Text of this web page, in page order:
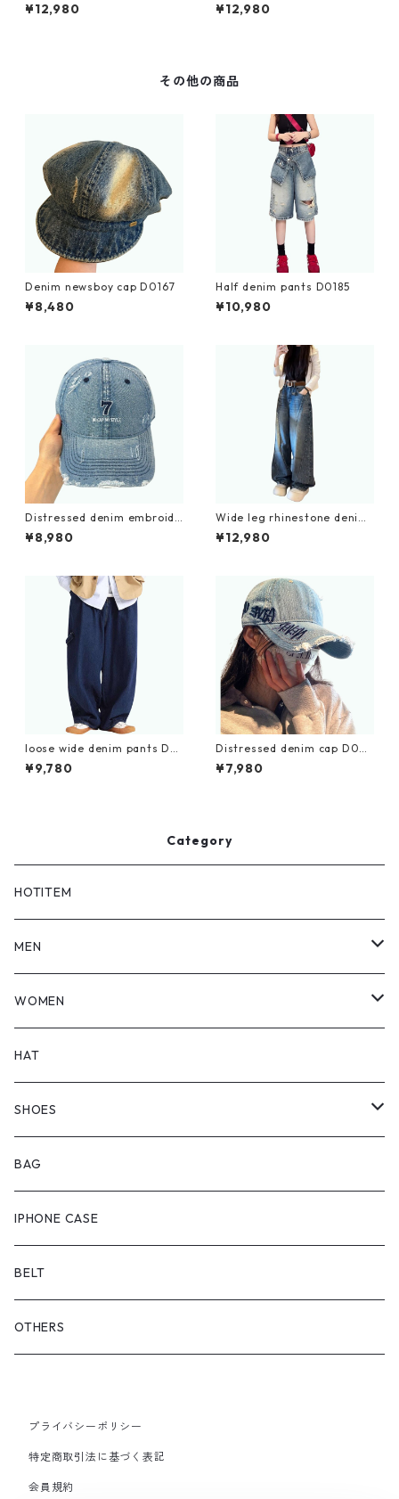
¥12,980 ¥12,980
その他の商品
Denim newsboy cap D0167
¥8,480
Half denim pants D0185
¥10,980
Distressed denim embroide
ry cap D0212
¥8,980
Wide leg rhinestone denim
jeans D0184
¥12,980
loose wide denim pants D01
18
¥9,780
Distressed denim cap D021
1¥7,980
Category
HOTITEM
MEN
TOPS
BOTTOMS
OUTER
WOMEN
TOPS
BOTTOMS
ONEPIECE
OUTER
HAT
SHOES
ブーツ
スニーカー
サンダル
BAG
IPHONE CASE
BELT
OTHERS
プライバシーポリシー
特定商取引法に基づく表記
会員規約